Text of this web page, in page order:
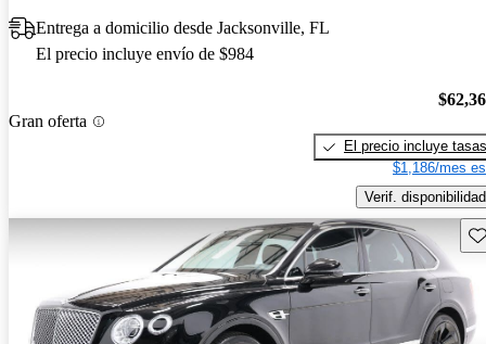
Entrega a domicilio desde Jacksonville, FL
El precio incluye envío de $984
Gran oferta
El precio incluye tasas
$1,186/mes
Verif. disponibilidad